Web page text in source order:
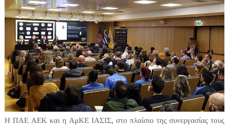
Η ΠΑΕ ΑΕΚ και η ΑμΚΕ ΙΑΣΙΣ, στο πλαίσιο της συνεργασίας τους